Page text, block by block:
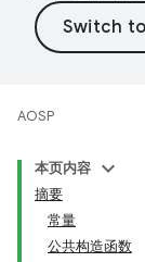
AOSP
本页内容
摘要
常量
公共构造函数